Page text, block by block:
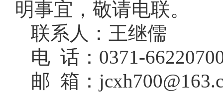
明事宜，敬请电联。
联系人：王继儒
电 话：0371-
邮 箱：